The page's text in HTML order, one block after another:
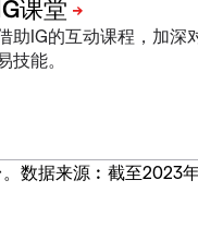
助IG的互动课程，加深
技能。
数据来源︰截至2023年